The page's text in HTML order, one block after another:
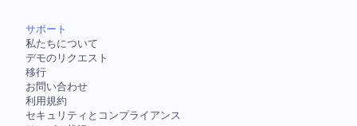
サポート
私たちについて
デモのリクエスト
移行
お問い合わせ
利用規約
セキュリティとコンプライアンス